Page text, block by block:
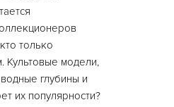
только
Культовые модели,
глубины и
их популярности?